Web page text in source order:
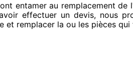
entamerau remplacement de
effectuerun devis, nous
et remplacer la ou les pièces